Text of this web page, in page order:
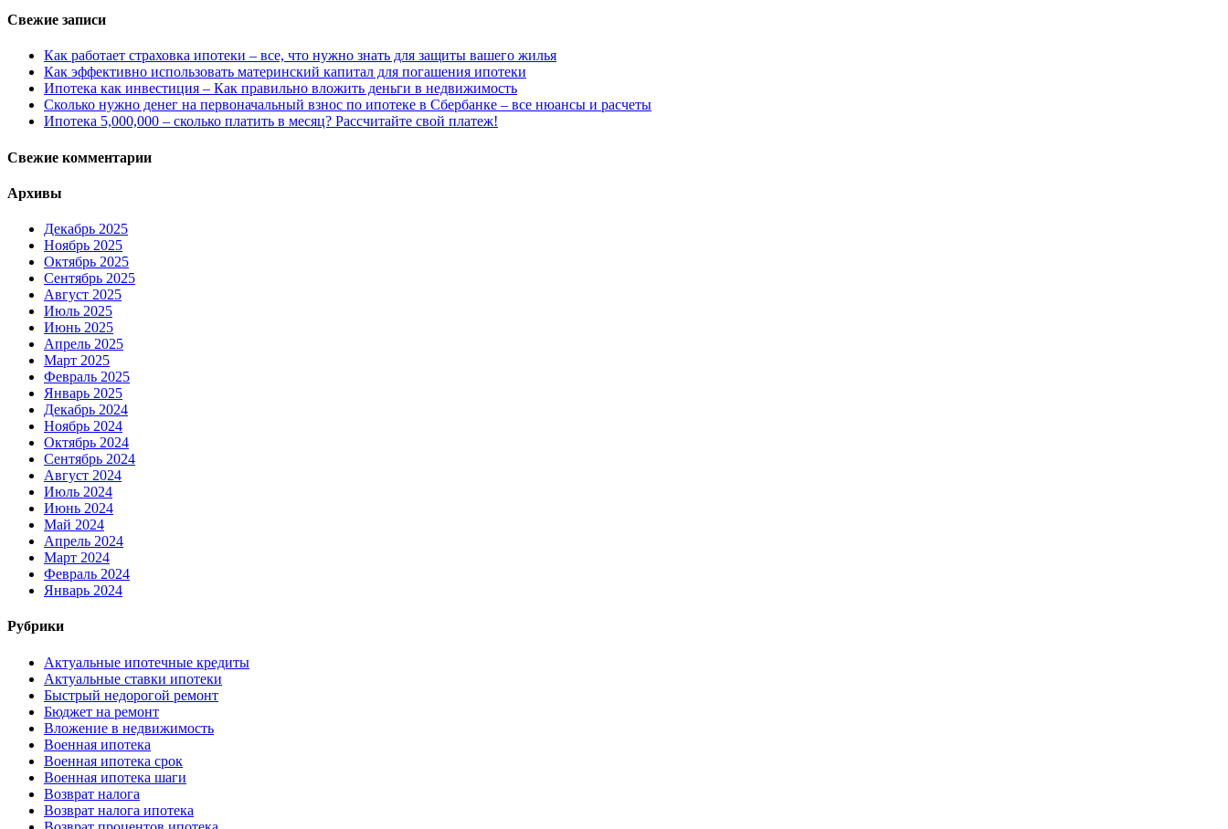
Свежие записи
Как работает страховка ипотеки – все, что нужно знать для защиты вашего жилья
Как эффективно использовать материнский капитал для погашения ипотеки
Ипотека как инвестиция – Как правильно вложить деньги в недвижимость
Сколько нужно денег на первоначальный взнос по ипотеке в Сбербанке – все нюансы и расчеты
Ипотека 5,000,000 – сколько платить в месяц? Рассчитайте свой платеж!
Свежие комментарии
Архивы
Декабрь 2025
Ноябрь 2025
Октябрь 2025
Сентябрь 2025
Август 2025
Июль 2025
Июнь 2025
Апрель 2025
Март 2025
Февраль 2025
Январь 2025
Декабрь 2024
Ноябрь 2024
Октябрь 2024
Сентябрь 2024
Август 2024
Июль 2024
Июнь 2024
Май 2024
Апрель 2024
Март 2024
Февраль 2024
Январь 2024
Рубрики
Актуальные ипотечные кредиты
Актуальные ставки ипотеки
Быстрый недорогой ремонт
Бюджет на ремонт
Вложение в недвижимость
Военная ипотека
Военная ипотека срок
Военная ипотека шаги
Возврат налога
Возврат налога ипотека